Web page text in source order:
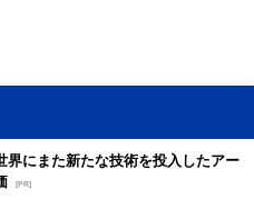
界にまた新たな技術を投入したアー
[PR]